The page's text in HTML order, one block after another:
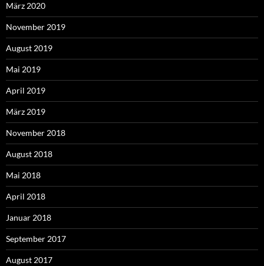
März 2020
November 2019
August 2019
Mai 2019
April 2019
März 2019
November 2018
August 2018
Mai 2018
April 2018
Januar 2018
September 2017
August 2017